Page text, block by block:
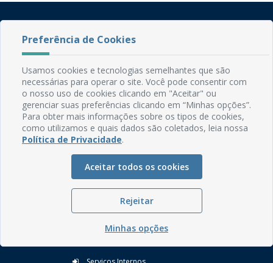
Rua do Imperador, 78, Centro
CEP: 58.280-000 - Mamanguape/PB
Fone: (83) 3292-2246
Email: comunicacao@mamanguape.pb.gov.br
Expediente: Segunda à Sexta, das 08h às 13h
Mapa do Site
Perguntas frequentes
Manual de Navegação
Glossário
Preferência de Cookies
Usamos cookies e tecnologias semelhantes que são
necessárias para operar o site. Você pode consentir com
o nosso uso de cookies clicando em "Aceitar" ou
gerenciar suas preferências clicando em “Minhas opções”.
Para obter mais informações sobre os tipos de cookies,
como utilizamos e quais dados são coletados, leia nossa
Política de Privacidade.
Aceitar todos os cookies
Rejeitar
Minhas opções